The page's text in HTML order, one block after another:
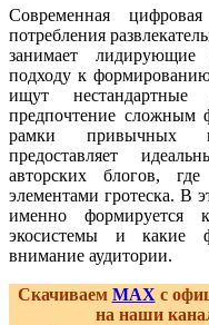
Современная
потребления
занимает лидирующие
подходу к
ищут нестандартные
предпочтение сложным
рамки привычных
предоставляет
авторских блогов,
элементами гротеска. В
именно формируется
экосистемы и какие
внимание аудитории.
Скачиваем MAX с
на наши